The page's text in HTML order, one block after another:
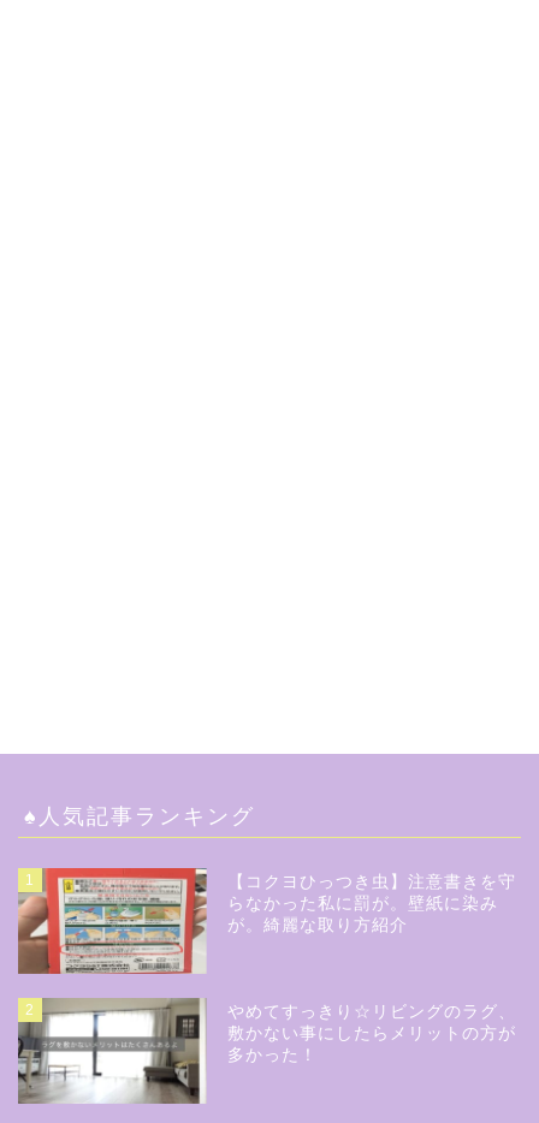
♠︎人気記事ランキング
1
【コクヨひっつき虫】注意書きを守
らなかった私に罰が。壁紙に染み
が。綺麗な取り方紹介
2
やめてすっきり☆リビングのラグ、
敷かない事にしたらメリットの方が
多かった！